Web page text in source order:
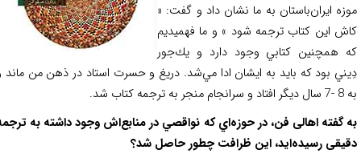
ايران‌باستان به ما نشان داد و گفت: «
اين كتاب ترجمه شود » و ما فهميديم
همچنين كتابي وجود دارد و يك‌جور
بود كه بايد به ايشان ادا مي‌شد. دريغ و حسرت استاد در ذهن من ماند و
گفته اهالی فن، در حوزه‌اي كه نواقصي در منابع‌اش وجود داشته به ترجمه
رسيده‌اید، این ظرافت چطور حاصل شد؟